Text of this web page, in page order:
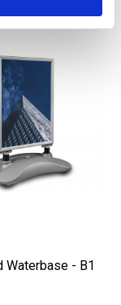
Waterbase - B1